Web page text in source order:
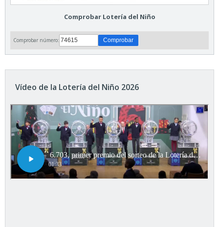
Comprobar Lotería del Niño
Comprobar número:
Vídeo de la Lotería del Niño 2026